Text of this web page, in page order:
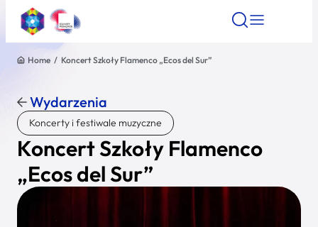
Znajdź atrakcję
Nazwa atrakcji
Miasto
Home / Koncert Szkoły Flamenco „Ecos del Sur”
Wydarzenia
Koncerty i festiwale muzyczne
Koncert Szkoły Flamenco
„Ecos del Sur”